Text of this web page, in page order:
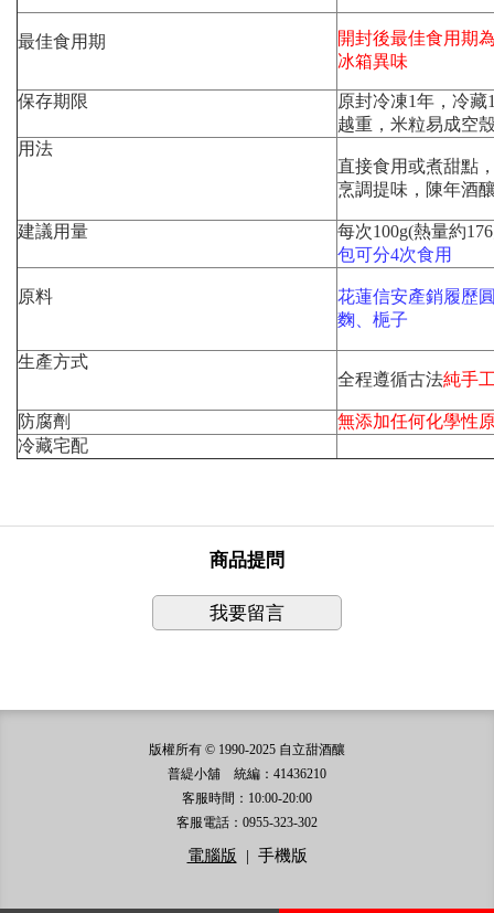
最佳食用期
開封後最佳食用期
冰箱異味
保存期限
原封冷凍1年，冷藏
越重，米粒易成空
用法
直接食用或煮甜點
烹調提味，陳年酒
建議用量
每次100g(熱量約
包可分4次食用
原料
花蓮信安產銷履歷
麴、梔子
生產方式
全程遵循古法純手
防腐劑
無添加任何化學性
冷藏宅配
商品提問
我要留言
版權所有 © 1990-2025 自立甜酒釀
普緹小舖 統編：41436210
客服時間：10:00-20:00
客服電話：0955-323-302
電腦版 | 手機版